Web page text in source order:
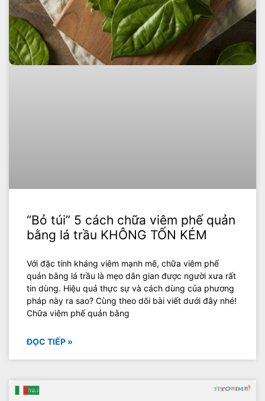
“Bỏ túi” 5 cách chữa viêm phế quản
bằng lá trầu KHÔNG TỐN KÉM
Với đặc tính kháng viêm mạnh mẽ, chữa viêm phế
quản bằng lá trầu là mẹo dân gian được người xưa rất
tin dùng. Hiệu quả thực sự và cách dùng của phương
pháp này ra sao? Cùng theo dõi bài viết dưới đây nhé!
Chữa viêm phế quản bằng
ĐỌC TIẾP »